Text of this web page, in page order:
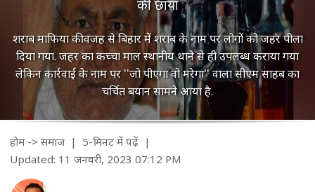
की छाया
शराब माफिया की वजह से बिहार में शराब के नाम पर लोगों को जहर पीला
दिया गया. जहर का कच्चा माल स्थानीय थाने से ही उपलब्ध कराया गया
लेकिन कार्रवाई के नाम पर ''जो पीएगा वो मरेगा'' वाला सीएम साहब का
चर्चित बयान सामने आया है.
होम-> समाज | 5-मिनट में पढ़ें |
Updated: 11 जनवरी, 2023 07:12 PM